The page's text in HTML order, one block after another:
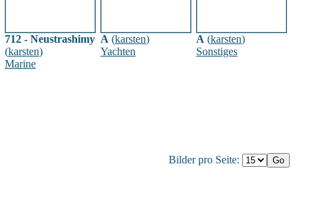
712 - Neustrashimy
(karsten)
Marine
A (karsten)
Yachten
A (karsten)
Sonstiges
Bilder pro Seite: